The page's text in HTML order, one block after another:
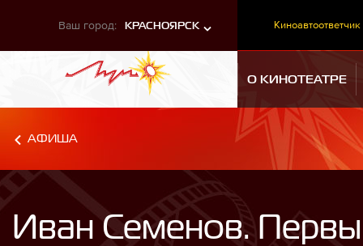
Ваш город: КРАСНОЯРСК Киноавтоответчик
О КИНОТЕАТРЕ
АФИША
Иван Семенов.